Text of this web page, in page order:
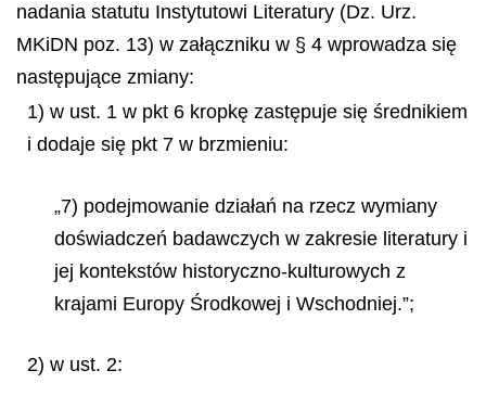
nadania statutu Instytutowi Literatury (Dz. Urz.
MKiDN poz. 13) w załączniku w § 4 wprowadza się
następujące zmiany:
1) w ust. 1 w pkt 6 kropkę zastępuje się średnikiem
i dodaje się pkt 7 w brzmieniu:
„7) podejmowanie działań na rzecz wymiany
doświadczeń badawczych w zakresie literatury i
jej kontekstów historyczno-kulturowych z
krajami Europy Środkowej i Wschodniej.”;
2) w ust. 2: